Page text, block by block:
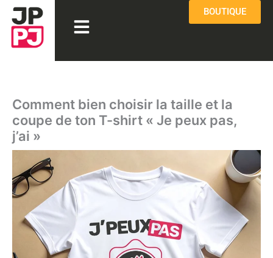
Aller
contenu
Menu BOUTIQUE
Comment bien choisir la taille et la
coupe de ton T-shirt « Je peux pas,
j’ai »